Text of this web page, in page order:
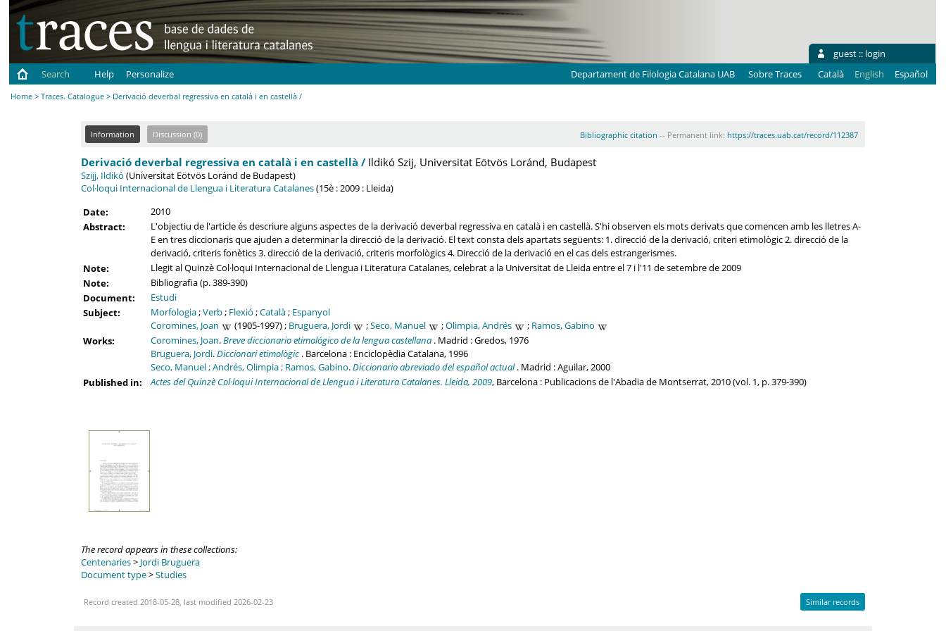
guest :: login
Search
Help Personalize Departament de Filologia Catalana UAB Sobre Traces Català English Español
Home >Traces. Catalogue > Derivació deverbal regressiva en català i en castellà /
Information Discussion (0) Bibliographic citation -- Permanent link: https://traces.uab.cat/record/112387
Derivació deverbal regressiva en català i en castellà /Ildikó Szij, Universitat Eötvös Loránd, Budapest
Szijj, Ildikó (Universitat Eötvös Loránd de Budapest)
Col·loqui Internacional de Llengua i Literatura Catalanes(15è : 2009 : Lleida)
Date:
2010
Abstract:
L'objectiu de l'article és descriure alguns aspectes de la derivació deverbal regressiva en català i en castellà. S'hi observen els mots derivats que comencen amb les lletres A-
E en tres diccionaris que ajuden a determinar la direcció de la derivació. El text consta dels apartats següents: 1. direcció de la derivació, criteri etimològic 2. direcció de la
derivació, criteris fonètics 3. direcció de la derivació, criteris morfològics 4. Direcció de la derivació en el cas dels estrangerismes.
Note:
Llegit al Quinzè Col·loqui Internacional de Llengua i Literatura Catalanes, celebrat a la Universitat de Lleida entre el 7 i l'11 de setembre de 2009
Note:
Bibliografia (p. 389-390)
Document:
Estudi
Subject:
Morfologia;Verb; Flexió ;Català; Espanyol
Coromines, Joan
(1905-1997) ; Bruguera, Jordi ;Seco, Manuel ;Olimpia, Andrés ; Ramos, Gabino
Works:
Coromines, Joan.Breve diccionario etimológico de la lengua castellana. Madrid : Gredos, 1976
Bruguera, Jordi.Diccionari etimològic. Barcelona : Enciclopèdia Catalana, 1996
Seco, Manuel ; Andrés, Olimpia ; Ramos, Gabino.Diccionario abreviado del español actual. Madrid : Aguilar, 2000
Published in:
Actes del Quinzè Col·loqui Internacional de Llengua i Literatura Catalanes. Lleida, 2009, Barcelona : Publicacions de l'Abadia de Montserrat, 2010 (vol. 1, p. 379-390)
The record appears in these collections:
Centenaries> Jordi Bruguera
Document type>Studies
Record created 2018-05-28, last modified 2026-02-23 Similar records